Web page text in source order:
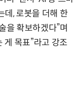
데, 로봇을 더해 한
을 확보하겠다”며
목표”라고 강조